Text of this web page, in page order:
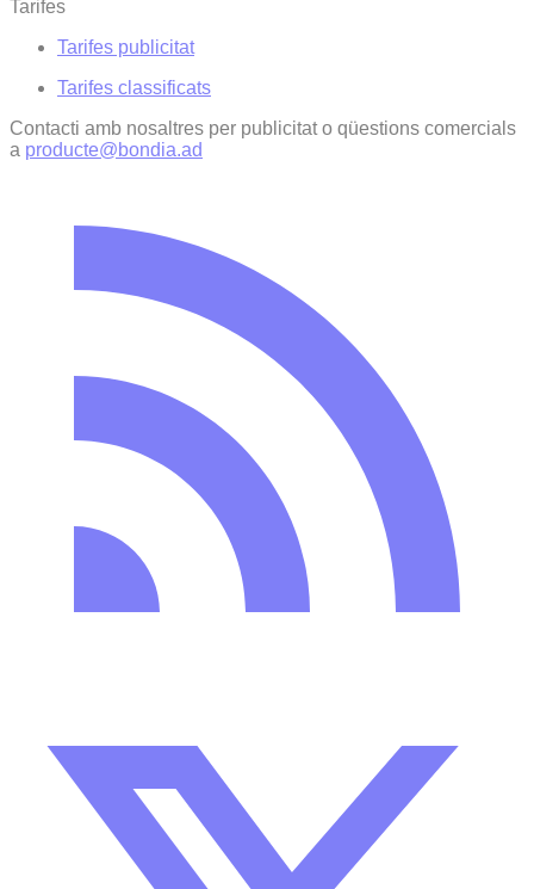
Tarifes
Tarifes publicitat
Tarifes classificats
Contacti amb nosaltres per publicitat o qüestions comercials
a producte@bondia.ad